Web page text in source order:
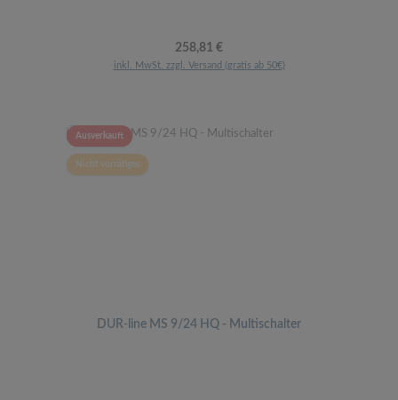
Regulärer Preis:
258,81 €
inkl. MwSt. zzgl. Versand (gratis ab 50€)
Ausverkauft
Nicht vorrätiges
DUR-line MS 9/24 HQ - Multischalter